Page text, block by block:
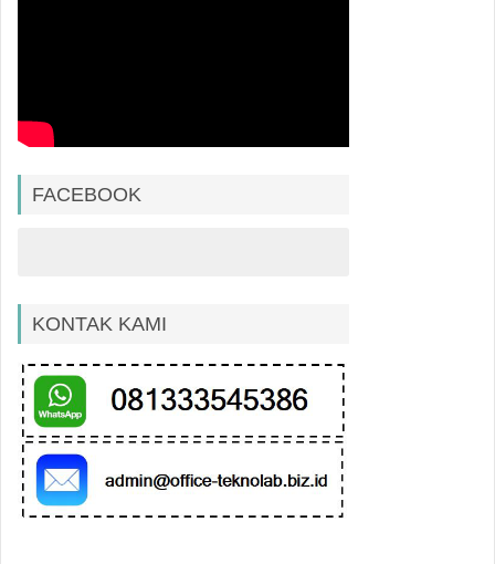
FACEBOOK
KONTAK KAMI